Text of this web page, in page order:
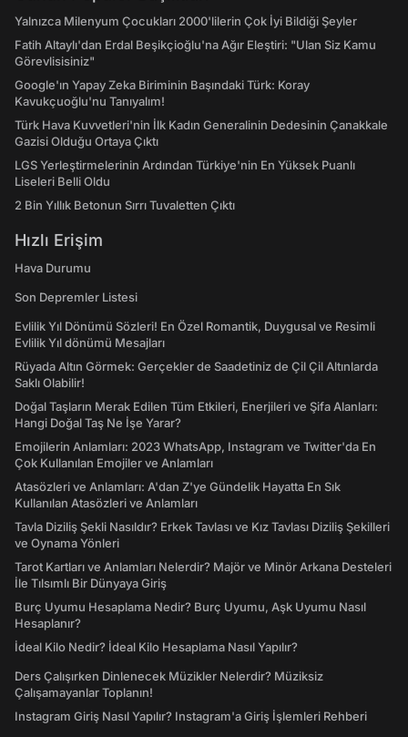
Yalnızca Milenyum Çocukları 2000'lilerin Çok İyi Bildiği Şeyler
Fatih Altaylı'dan Erdal Beşikçioğlu'na Ağır Eleştiri: "Ulan Siz Kamu
Görevlisisiniz"
Google'ın Yapay Zeka Biriminin Başındaki Türk: Koray
Kavukçuoğlu'nu Tanıyalım!
Türk Hava Kuvvetleri'nin İlk Kadın Generalinin Dedesinin Çanakkale
Gazisi Olduğu Ortaya Çıktı
LGS Yerleştirmelerinin Ardından Türkiye'nin En Yüksek Puanlı
Liseleri Belli Oldu
2 Bin Yıllık Betonun Sırrı Tuvaletten Çıktı
Hızlı Erişim
Hava Durumu
Son Depremler Listesi
Evlilik Yıl Dönümü Sözleri! En Özel Romantik, Duygusal ve Resimli
Evlilik Yıl dönümü Mesajları
Rüyada Altın Görmek: Gerçekler de Saadetiniz de Çil Çil Altınlarda
Saklı Olabilir!
Doğal Taşların Merak Edilen Tüm Etkileri, Enerjileri ve Şifa Alanları:
Hangi Doğal Taş Ne İşe Yarar?
Emojilerin Anlamları: 2023 WhatsApp, Instagram ve Twitter'da En
Çok Kullanılan Emojiler ve Anlamları
Atasözleri ve Anlamları: A'dan Z'ye Gündelik Hayatta En Sık
Kullanılan Atasözleri ve Anlamları
Tavla Diziliş Şekli Nasıldır? Erkek Tavlası ve Kız Tavlası Diziliş Şekilleri
ve Oynama Yönleri
Tarot Kartları ve Anlamları Nelerdir? Majör ve Minör Arkana Desteleri
İle Tılsımlı Bir Dünyaya Giriş
Burç Uyumu Hesaplama Nedir? Burç Uyumu, Aşk Uyumu Nasıl
Hesaplanır?
İdeal Kilo Nedir? İdeal Kilo Hesaplama Nasıl Yapılır?
Ders Çalışırken Dinlenecek Müzikler Nelerdir? Müziksiz
Çalışamayanlar Toplanın!
Instagram Giriş Nasıl Yapılır? Instagram'a Giriş İşlemleri Rehberi